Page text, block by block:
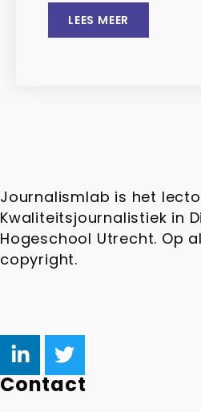
LEES MEER
Journalismlab is het
Kwaliteitsjournalistiek in
Hogeschool Utrecht. Op
copyright.
Contact